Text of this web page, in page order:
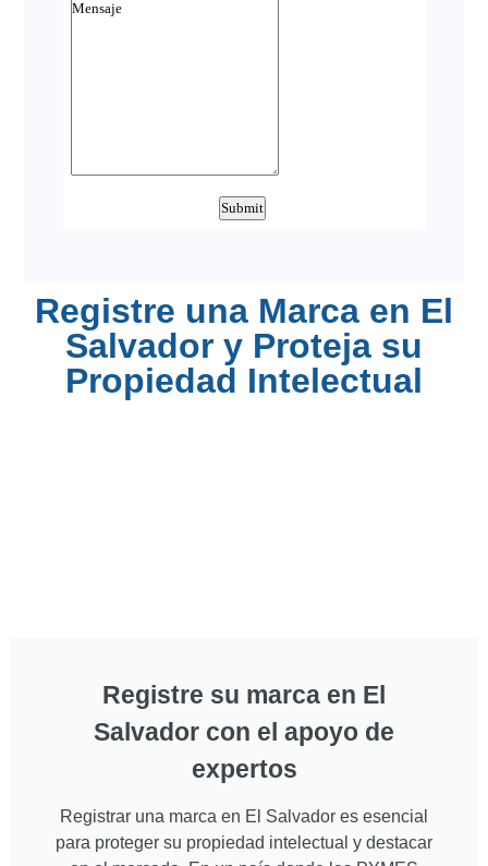
Registre una Marca en El
Salvador y Proteja su
Propiedad Intelectual
Registre su marca en El
Salvador con el apoyo de
expertos
Registrar una marca en El Salvador es esencial
para proteger su propiedad intelectual y destacar